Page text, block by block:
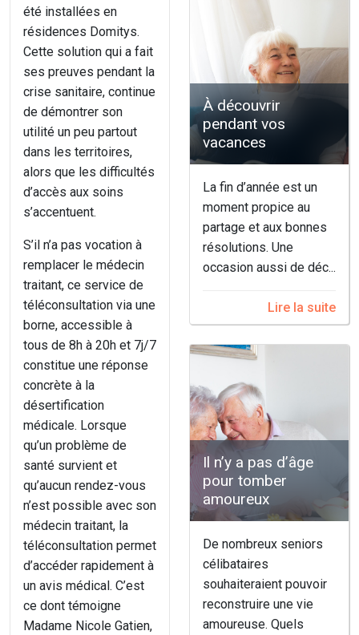
été installées en
résidences Domitys.
Cette solution qui a fait
ses preuves pendant la
crise sanitaire, continue
de démontrer son
utilité un peu partout
dans les territoires,
alors que les difficultés
d’accès aux soins
s’accentuent.
S’il n’a pas vocation à
remplacer le médecin
traitant, ce service de
téléconsultation via une
borne, accessible à
tous de 8h à 20h et 7j/7
constitue une réponse
concrète à la
désertification
médicale. Lorsque
qu’un problème de
santé survient et
qu’aucun rendez-vous
n’est possible avec son
médecin traitant, la
téléconsultation permet
d’accéder rapidement à
un avis médical. C’est
ce dont témoigne
Madame Nicole Gatien,
À découvrir
pendant vos
vacances
La fin d’année est un
moment propice au
partage et aux bonnes
résolutions. Une
occasion aussi de déc...
Lire la suite
Il n’y a pas d’âge
pour tomber
amoureux
De nombreux seniors
célibataires
souhaiteraient pouvoir
reconstruire une vie
amoureuse. Quels